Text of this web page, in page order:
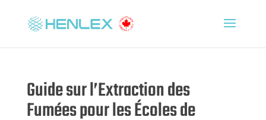
Guide sur l’Extraction des
Fumées pour les Écoles de